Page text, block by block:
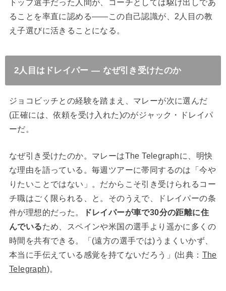
トップ選手だった人間が、コーチとしては駆け出しであ
ることを率直に認める——この自己認識が、2人目の教
え子選びに活きることになる。
2人目はドレイパー ― なぜ引き受けたのか
ジョコビッチとの経験を踏まえ、マレーが次に選んだ
(正確には、依頼を受け入れた)のがジャック・ドレイパ
ーだ。
なぜ引き受けたのか。マレーはThe Telegraphに、明快
な理由を語っている。毎週ツアーに帯同するのは「今や
りたいことではない」。だからこそ引き受けられるコー
チ職はごく限られる、と。そのうえで、ドレイパーの条
件が理想的だった。
ドレイパーが車で30分の距離に住
んでいるため、スペインや米国の選手より遥かに多くの
時間を共有できる。「(遠方の選手では)うまくいかず、
本当に手伝えている感覚を持てないだろう」(出典： The
Telegraph)。